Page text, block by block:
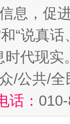
息，促
“说真
时代现实
/公共/
话：